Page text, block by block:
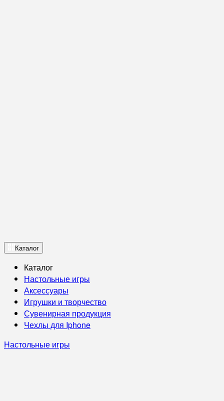
Каталог
Каталог
Настольные игры
Аксессуары
Игрушки и творчество
Сувенирная продукция
Чехлы для Iphone
Настольные игры